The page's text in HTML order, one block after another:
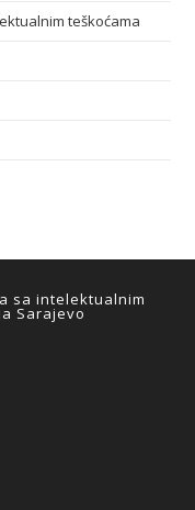
teškoćama
sa intelektualnim
Sarajevo